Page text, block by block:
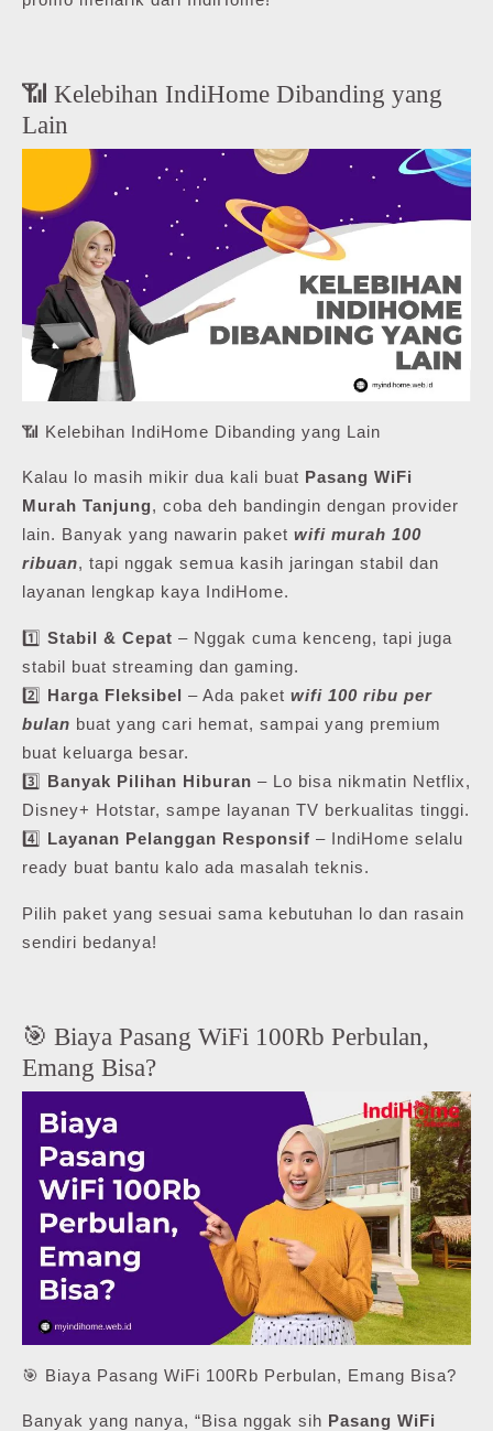
📶 Kelebihan IndiHome Dibanding yang
Lain
📶 Kelebihan IndiHome Dibanding yang Lain
Kalau lo masih mikir dua kali buat Pasang WiFi
Murah Tanjung, coba deh bandingin dengan provider
lain. Banyak yang nawarin paket wifi murah 100
ribuan, tapi nggak semua kasih jaringan stabil dan
layanan lengkap kaya IndiHome.
1️⃣ Stabil & Cepat – Nggak cuma kenceng, tapi juga
stabil buat streaming dan gaming.
2️⃣ Harga Fleksibel – Ada paket wifi 100 ribu per
bulan buat yang cari hemat, sampai yang premium
buat keluarga besar.
3️⃣ Banyak Pilihan Hiburan – Lo bisa nikmatin Netflix,
Disney+ Hotstar, sampe layanan TV berkualitas tinggi.
4️⃣ Layanan Pelanggan Responsif – IndiHome selalu
ready buat bantu kalo ada masalah teknis.
Pilih paket yang sesuai sama kebutuhan lo dan rasain
sendiri bedanya!
🎯 Biaya Pasang WiFi 100Rb Perbulan,
Emang Bisa?
🎯 Biaya Pasang WiFi 100Rb Perbulan, Emang Bisa?
Banyak yang nanya, “Bisa nggak sih Pasang WiFi